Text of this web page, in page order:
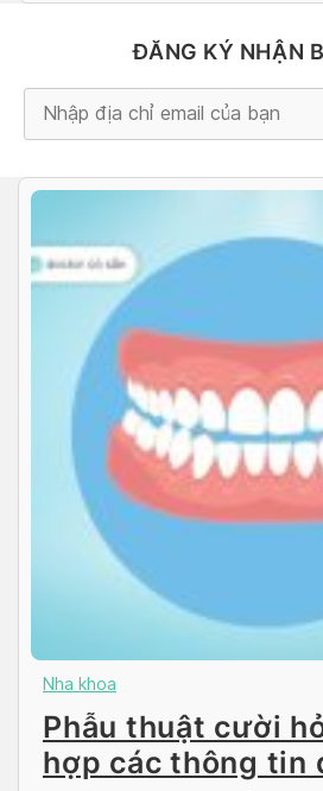
ĐĂNG KÝ NHẬN
Nha khoa
Phẫu thuật cười
hợp các thông tin